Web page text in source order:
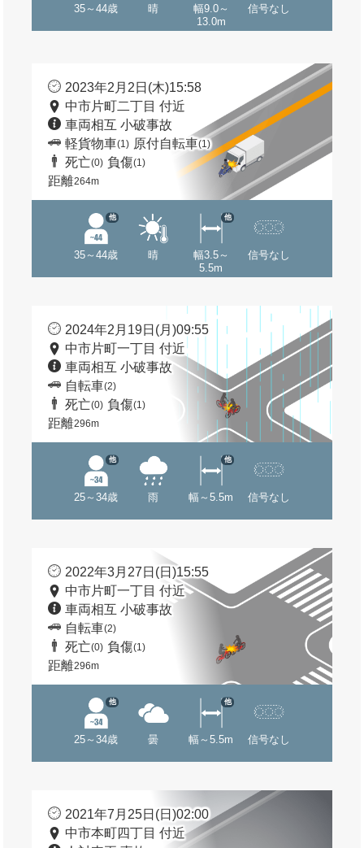
35～44歳 晴
幅9.0～
13.0m
信号なし
2023年2月2日(木)15:58
中市片町二丁目 付近
車両相互 小破事故
軽貨物車(1) 原付自転車(1)
死亡(0) 負傷(1)
距離264m
35～44歳
他
晴
幅3.5～
5.5m
他
信号なし
2024年2月19日(月)09:55
中市片町一丁目 付近
車両相互 小破事故
自転車(2)
死亡(0) 負傷(1)
距離296m
25～34歳
他
雨 幅～5.5m
他
信号なし
2022年3月27日(日)15:55
中市片町一丁目 付近
車両相互 小破事故
自転車(2)
死亡(0) 負傷(1)
距離296m
25～34歳
他
曇 幅～5.5m
他
信号なし
2021年7月25日(日)02:00
中市本町四丁目 付近